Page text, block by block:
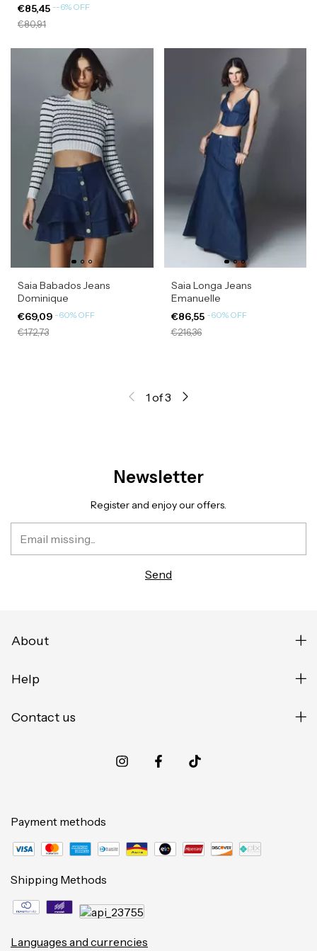
€85,45 --6% OFF
€80,91
Saia Babados Jeans
Dominique
€69,09 -60% OFF
€172,73
Saia Longa Jeans
Emanuelle
€86,55 -60% OFF
€216,36
1 of3
Newsletter
Register and enjoy our offers.
About
Help
Contact us
Payment methods
Shipping Methods
Languages and currencies